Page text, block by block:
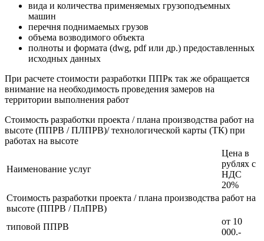
вида и количества применяемых грузоподъемных
машин
перечня поднимаемых грузов
объема возводимого объекта
полноты и формата (dwg, pdf или др.) предоставленных
исходных данных
При расчете стоимости разработки ППРк так же обращается
внимание на необходимость проведения замеров на
территории выполнения работ
Стоимость разработки проекта / плана производства работ на
высоте (ППРВ / ПЛПРВ)/ технологической карты (ТК) при
работах на высоте
Наименование услуг
Цена в
рублях с
НДС
20%
Стоимость разработки проекта / плана производства работ на
высоте (ППРВ / ПлПРВ)
типовой ППРВ
от 10
000.-